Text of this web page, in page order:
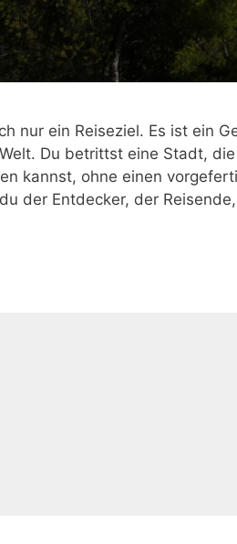
nur ein Reiseziel. Es ist ein
Du betrittst eine Stadt,
kannst, ohne einen
der Entdecker, der